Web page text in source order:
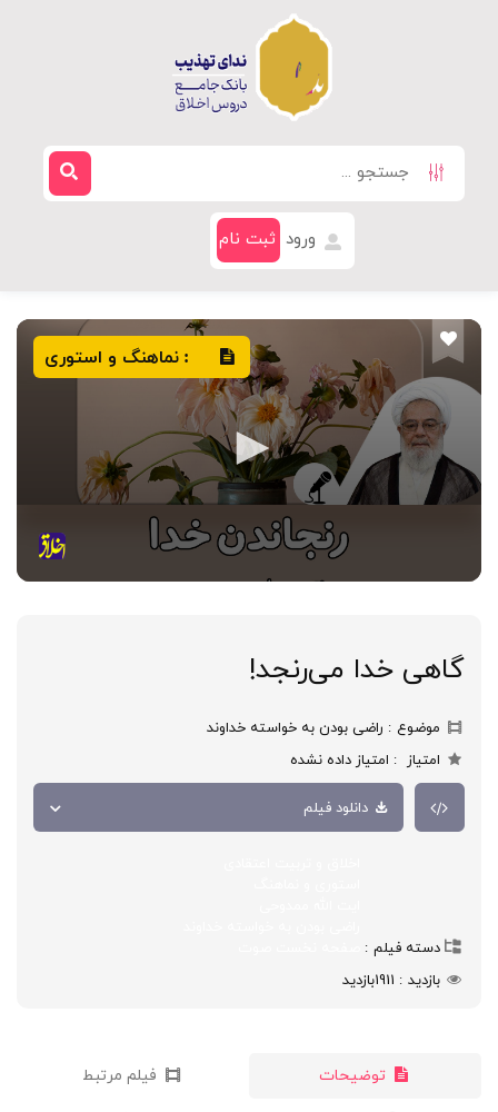
ورود ثبت نام
: نماهنگ و استوری
گاهی خدا می‌رنجد!
موضوع
راضی بودن به خواسته خداوند
امتیاز
امتیاز داده نشده
دانلود فیلم
دسته فیلم
بازدید
1911بازدید
توضیحات فیلم مرتبط